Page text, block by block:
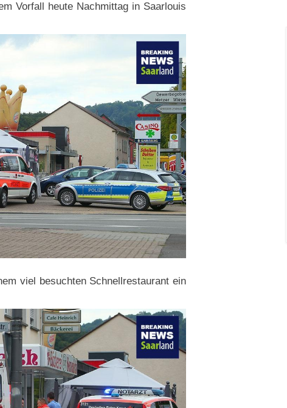
Vorfall heute Nachmittag in Saarlouis
viel besuchten Schnellrestaurant ein